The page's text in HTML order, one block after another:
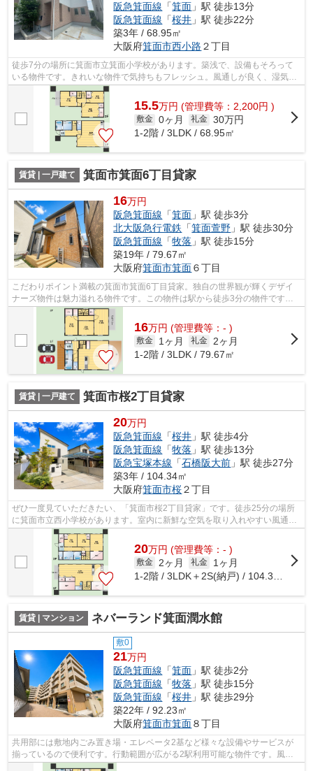
阪急箕面線 「箕面 」駅 徒歩13分
阪急箕面線 「桜井 」駅 徒歩22分
築3年 / 68.95㎡
大阪府箕面市西小路 ２丁目
徒歩7分の場所に箕面市立箕面小学校があります。築浅で、設備もそろって
いる物件です。きれいな物件で気持ちもフレッシュ。風通しが良く、湿気や
カビの心配が少ない一戸建てです。デザ...
15.5万円 (管理費等：2,200円 )
敷金 0ヶ月 礼金 30万円
1-2階 / 3LDK / 68.95㎡
賃貸 | 一戸建て 箕面市箕面6丁目貸家
16万円
阪急箕面線 「箕面 」駅 徒歩3分
北大阪急行電鉄 「箕面萱野 」駅 徒歩30分
阪急箕面線 「牧落 」駅 徒歩15分
築19年 / 79.67㎡
大阪府箕面市箕面６丁目
こだわりポイント満載の箕面市箕面6丁目貸家。独自の世界観が輝くデザイ
ナーズ物件は魅力溢れる物件です。この物件は駅から徒歩3分の物件です。2
駅利用できる場所にあり、アクセスが便...
16万円 (管理費等：- )
敷金 1ヶ月 礼金
2ヶ月
1-2階 / 3LDK / 79.67㎡
賃貸 | 一戸建て 箕面市桜2丁目貸家
20万円
阪急箕面線 「桜井 」駅 徒歩4分
阪急箕面線 「牧落 」駅 徒歩13分
阪急宝塚本線 「石橋阪大前 」駅 徒歩27分
築3年 / 104.34㎡
大阪府箕面市桜２丁目
ぜひ一度見ていただきたい、「箕面市桜2丁目貸家」です。徒歩25分の場所
に箕面市立西小学校があります。室内に新鮮な空気を取り入れやすい風通し
が良好な物件です。駅まで徒歩4分の位...
20万円 (管理費等：- )
敷金 2ヶ月 礼金
1ヶ月
賃貸 | マンション ネバーランド箕面潤水館
敷0
21万円
阪急箕面線 「箕面 」駅 徒歩2分
阪急箕面線 「牧落 」駅 徒歩15分
阪急箕面線 「桜井 」駅 徒歩29分
築22年 / 92.23㎡
大阪府箕面市箕面８丁目
共用部には敷地内ごみ置き場・エレベータ2基など様々な設備やサービスが
揃っているので便利です。行動範囲が広がる2駅利用可能な物件です。風通
しのよさが魅力のマンションです。眺め...